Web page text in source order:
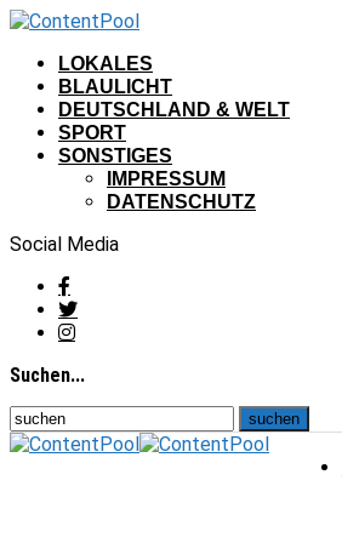
LOKALES
BLAULICHT
DEUTSCHLAND & WELT
SPORT
SONSTIGES
IMPRESSUM
DATENSCHUTZ
Social Media
Suchen...